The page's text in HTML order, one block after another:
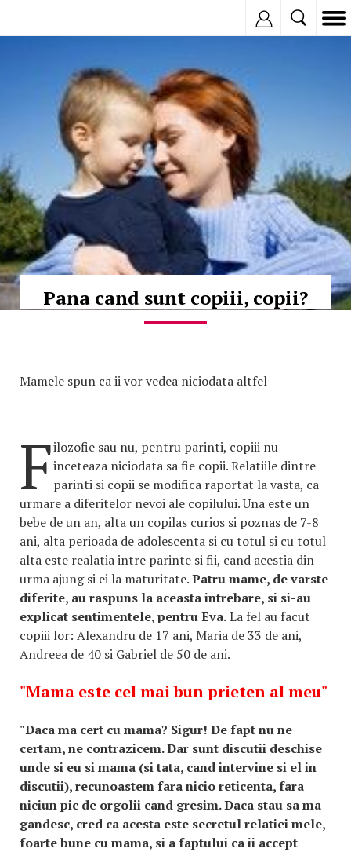
Pana cand sunt copiii, copii?
Mamele spun ca ii vor vedea niciodata altfel
Filozofie sau nu, pentru parinti, copiii nu
inceteaza niciodata sa fie copii. Relatiile dintre
parinti si copii se modifica raportat la vasta, ca
urmare a diferitelor nevoi ale copilului. Una este un
bebe de un an, alta un copilas curios si poznas de 7-8
ani, alta perioada de adolescenta si cu totul si cu totul
alta este realatia intre parinte si fii, cand acestia din
urma ajung si ei la maturitate.Patru mame, de varste
diferite, au raspuns la aceasta intrebare, si si-au
explicat sentimentele, pentru Eva.La fel au facut
copiii lor: Alexandru de 17 ani, Maria de 33 de ani,
Andreea de 40 si Gabriel de 50 de ani.
"Mama este cel mai bun prieten al meu"
"Daca ma cert cu mama? Sigur! De fapt nu ne
certam, ne contrazicem. Dar sunt discutii deschise
unde si eu si mama (si tata, cand intervine si el in
discutii), recunoastem fara nicio reticenta, fara
niciun pic de orgolii cand gresim. Daca stau sa ma
gandesc, cred ca acesta este secretul relatiei mele,
foarte bune cu mama, si a faptului ca ii accept